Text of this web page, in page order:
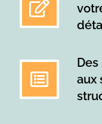
aux